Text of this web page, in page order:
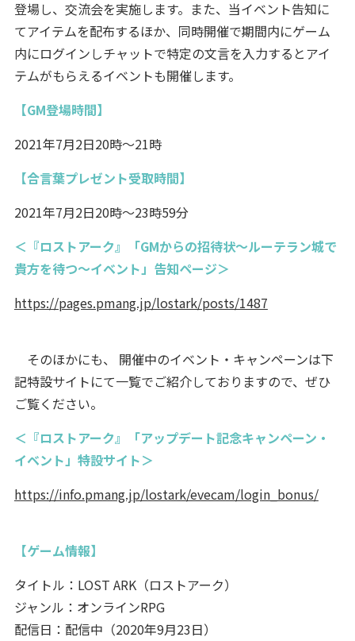
登場し、交流会を実施します。また、当イベント告知に
てアイテムを配布するほか、同時開催で期間内にゲーム
内にログインしチャットで特定の文言を入力するとアイ
テムがもらえるイベントも開催します。
【GM登場時間】
2021年7月2日20時～21時
【合言葉プレゼント受取時間】
2021年7月2日20時～23時59分
＜『ロストアーク』「GMからの招待状～ルーテラン城で
貴方を待つ～イベント」告知ページ＞
https://pages.pmang.jp/lostark/posts/1487
そのほかにも、 開催中のイベント・キャンペーンは下
記特設サイトにて一覧でご紹介しておりますので、ぜひ
ご覧ください。
＜『ロストアーク』「アップデート記念キャンペーン・
イベント」特設サイト＞
https://info.pmang.jp/lostark/evecam/login_bonus/
【ゲーム情報】
タイトル：LOST ARK（ロストアーク）
ジャンル：オンラインRPG
配信日：配信中（2020年9月23日）